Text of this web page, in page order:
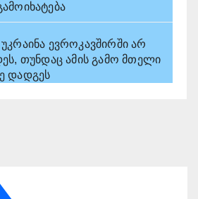
ევროკავშირში არ
თუნდაც ამის გამო მთელი
დადგეს